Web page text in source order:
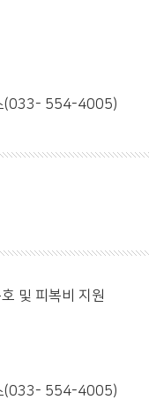
(033- 554-4005)
및 피복비 지원
(033- 554-4005)